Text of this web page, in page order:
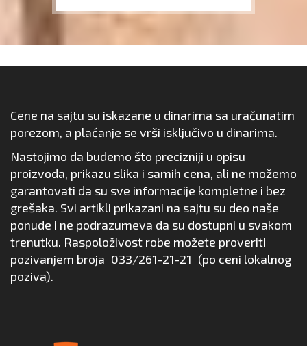
Cene na sajtu su iskazane u dinarima sa uračunatim
porezom, a plaćanje se vrši isključivo u dinarima.
Nastojimo da budemo što precizniji u opisu
proizvoda, prikazu slika i samih cena, ali ne možemo
garantovati da su sve informacije kompletne i bez
grešaka. Svi artikli prikazani na sajtu su deo naše
ponude i ne podrazumeva da su dostupni u svakom
trenutku. Raspoloživost robe možete proveriti
pozivanjem broja 033/261-21-21 (po ceni lokalnog
poziva).